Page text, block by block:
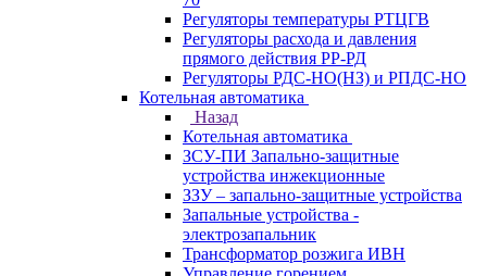
Регуляторы температуры РТЦГВ
Регуляторы расхода и давления
прямого действия РР-РД
Регуляторы РДС-НО(НЗ) и РПДС-НО
Котельная автоматика
Назад
Котельная автоматика
ЗСУ-ПИ Запально-защитные
устройства инжекционные
ЗЗУ – запально-защитные устройства
Запальные устройства -
электрозапальник
Трансформатор розжига ИВН